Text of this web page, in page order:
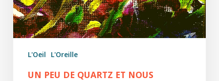
L'Oeil L'Oreille
UN PEU DE QUARTZ ET NOUS